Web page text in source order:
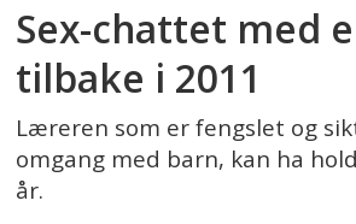
Sex-chattet med
tilbake i 2011
Læreren som er fengslet og
omgang med barn, kan ha
år.